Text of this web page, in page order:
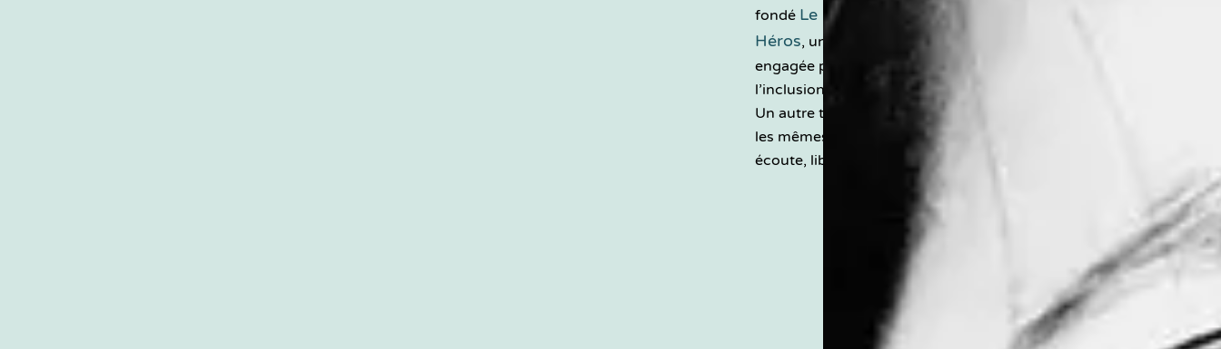
fondé Le Collectif des
Héros, une association
engagée pour le lien social et
l’inclusion professionnelle.
Un autre terrain, animé par
les mêmes valeurs : courage,
écoute, liberté.